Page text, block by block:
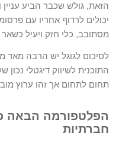
הזאת, גולש שכבר הביע עניין
יכולים לרדוף אחריו עם
מסתובב, כלי חזק ויעיל כשאר
לסיכום לגוגל יש הרבה מאד
התוכנית לשיווק דיגטלי
תחום לתחום אך זהו ערוץ
הפלטפורמה הבאה
חברתיות